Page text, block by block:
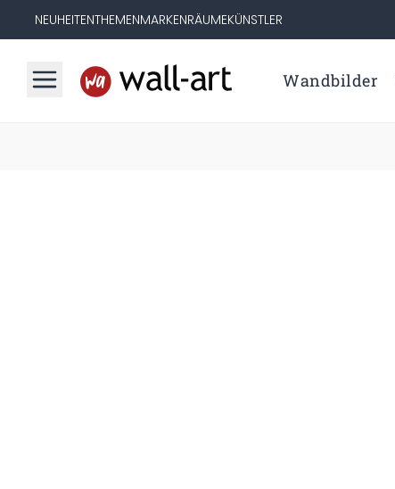
NEUHEITENTHEMENMARKENRÄUMEKÜNSTLER
Wandbilder